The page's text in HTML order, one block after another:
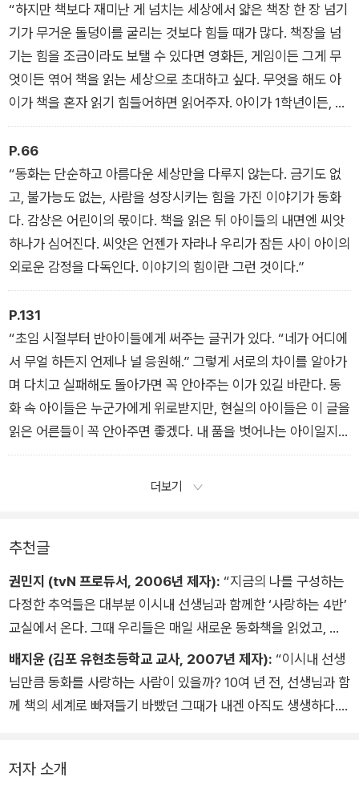
“하지만 책보다 재미난 게 넘치는 세상에서 얇은 책장 한 장 넘기
기가 무거운 돌덩이를 굴리는 것보다 힘들 때가 많다. 책장을 넘
기는 힘을 조금이라도 보탤 수 있다면 영화든, 게임이든 그게 무
엇이든 엮어 책을 읽는 세상으로 초대하고 싶다. 무엇을 해도 아
이가 책을 혼자 읽기 힘들어하면 읽어주자. 아이가 1학년이든, 6
학년이든 읽기를 바란다면 같이 읽자. 그렇게 쌓아온 시간은 반드
시 어떤 형태로든 돌아온다. 그게 독해력이든, 성적이든, 아이와
끈을 놓지 않게 해주는 애착이든, 함께 책을 읽은 시간은 뭉근하
게 달여져 가슴 밑바닥에 진하게 흔적을 남긴다.”
P.66
“동화는 단순하고 아름다운 세상만을 다루지 않는다. 금기도 없
고, 불가능도 없는, 사람을 성장시키는 힘을 가진 이야기가 동화
다. 감상은 어린이의 몫이다. 책을 읽은 뒤 아이들의 내면엔 씨앗
하나가 심어진다. 씨앗은 언젠가 자라나 우리가 잠든 사이 아이의
외로운 감정을 다독인다. 이야기의 힘이란 그런 것이다.”
P.131
“초임 시절부터 반아이들에게 써주는 글귀가 있다. “네가 어디에
서 무얼 하든지 언제나 널 응원해.” 그렇게 서로의 차이를 알아가
며 다치고 실패해도 돌아가면 꼭 안아주는 이가 있길 바란다. 동
화 속 아이들은 누군가에게 위로받지만, 현실의 아이들은 이 글을
읽은 어른들이 꼭 안아주면 좋겠다. 내 품을 벗어나는 아이일지라
도 꼭 안아주고 훨훨 날아갈 수 있게 말이다.”
더보기
추천글
권민지 (tvN 프로듀서, 2006년 제자): “지금의 나를 구성하는
다정한 추억들은 대부분 이시내 선생님과 함께한 ‘사랑하는 4반’
교실에서 온다. 그때 우리들은 매일 새로운 동화책을 읽었고, 우
리의 조그만 세상도 한 뼘씩 확장되어갔다. 아직도 나는 어려운
순간을 마주하면 이시내 선생님이 읽어준 동화들을 가장 먼저 떠
올린다. 기억 속 희미한 문장들은 어느새 단단한 지침서가 되어
이 만들어낸 내 세상은 여전히 따뜻하고 이 사실은 언제나 충분한
배지윤 (김포 유현초등학교 교사, 2007년 제자): “이시내 선생
님만큼 동화를 사랑하는 사람이 있을까? 10여 년 전, 선생님과 함
께 책의 세계로 빠져들기 바빴던 그때가 내겐 아직도 생생하다.
보물상자에 보물을 차곡차곡 쌓는 일이다. 책을 읽으며 웃었던 기
저자 소개